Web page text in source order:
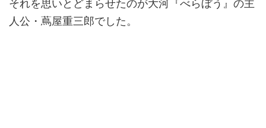
それを思いとどまらせたのが大河『べらぼう』の主
人公・蔦屋重三郎でした。